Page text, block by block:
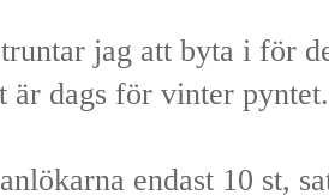
jag att byta i för
är dags för vinter pyntet.
endast 10 st,